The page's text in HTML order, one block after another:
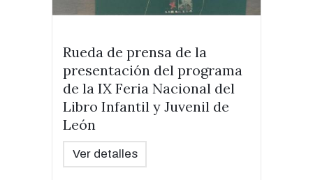
Rueda de prensa de la
presentación del programa
de la IX Feria Nacional del
Libro Infantil y Juvenil de
León
Ver detalles